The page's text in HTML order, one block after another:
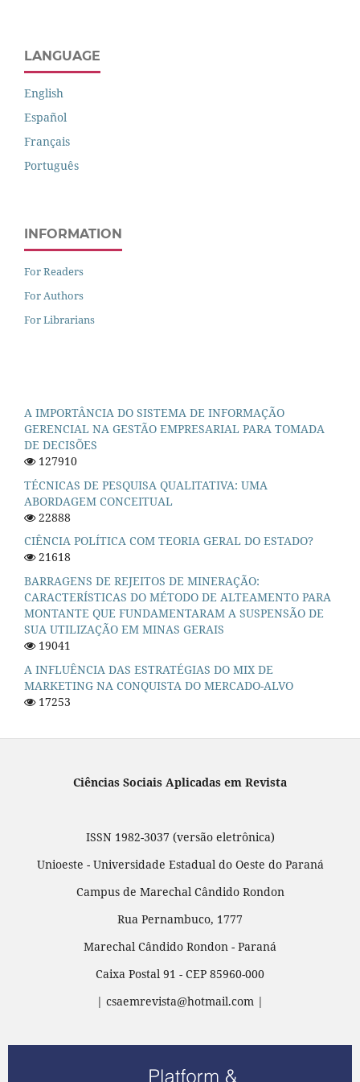
LANGUAGE
English
Español
Français
Português
INFORMATION
For Readers
For Authors
For Librarians
A IMPORTÂNCIA DO SISTEMA DE INFORMAÇÃO
GERENCIAL NA GESTÃO EMPRESARIAL PARA TOMADA
DE DECISÕES
127910
TÉCNICAS DE PESQUISA QUALITATIVA: UMA
ABORDAGEM CONCEITUAL
22888
CIÊNCIA POLÍTICA COM TEORIA GERAL DO ESTADO?
21618
BARRAGENS DE REJEITOS DE MINERAÇÃO:
CARACTERÍSTICAS DO MÉTODO DE ALTEAMENTO PARA
MONTANTE QUE FUNDAMENTARAM A SUSPENSÃO DE
SUA UTILIZAÇÃO EM MINAS GERAIS
19041
A INFLUÊNCIA DAS ESTRATÉGIAS DO MIX DE
MARKETING NA CONQUISTA DO MERCADO-ALVO
17253
Ciências Sociais Aplicadas em Revista
ISSN 1982-3037 (versão eletrônica)
Unioeste - Universidade Estadual do Oeste do Paraná
Campus de Marechal Cândido Rondon
Rua Pernambuco, 1777
Marechal Cândido Rondon - Paraná
Caixa Postal 91 - CEP 85960-000
| csaemrevista@hotmail.com |